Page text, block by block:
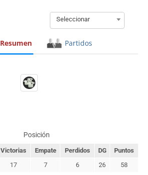
Seleccionar
Resumen Partidos
Posición
Victorias Empate Perdidos DG
Puntos
17 7 6 26 58